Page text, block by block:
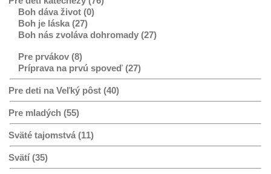
Boh dáva život (0)
Boh je láska (27)
Boh nás zvoláva dohromady (27)
Pre prvákov (8)
Príprava na prvú spoveď (27)
Pre deti na Veľký pôst (40)
Pre mladých (55)
Sväté tajomstvá (11)
Svätí (35)